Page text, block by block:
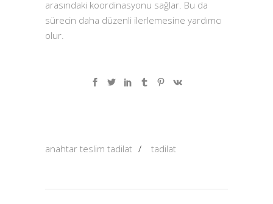
arasındaki koordinasyonu sağlar. Bu da
sürecin daha düzenli ilerlemesine yardımcı
olur.
anahtar teslim tadilat / tadilat